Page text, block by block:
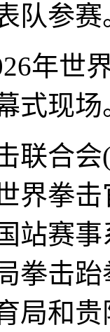
队参赛
年世
式现场
合会
界拳
站赛
拳击
局和